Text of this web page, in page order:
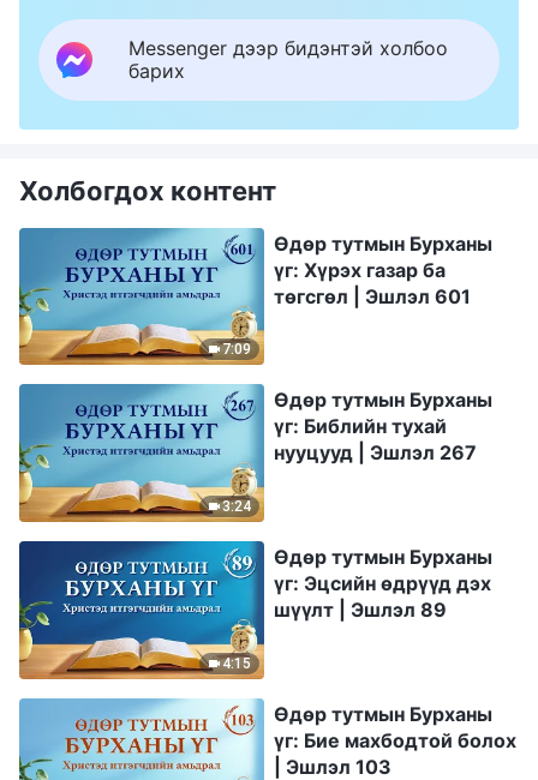
Messenger дээр бидэнтэй холбоо
барих
Холбогдох контент
7:09
Өдөр тутмын Бурханы
үг: Хүрэх газар ба
төгсгөл | Эшлэл 601
3:24
Өдөр тутмын Бурханы
үг: Библийн тухай
нууцууд | Эшлэл 267
4:15
Өдөр тутмын Бурханы
үг: Эцсийн өдрүүд дэх
шүүлт | Эшлэл 89
Өдөр тутмын Бурханы
үг: Бие махбодтой болох
| Эшлэл 103